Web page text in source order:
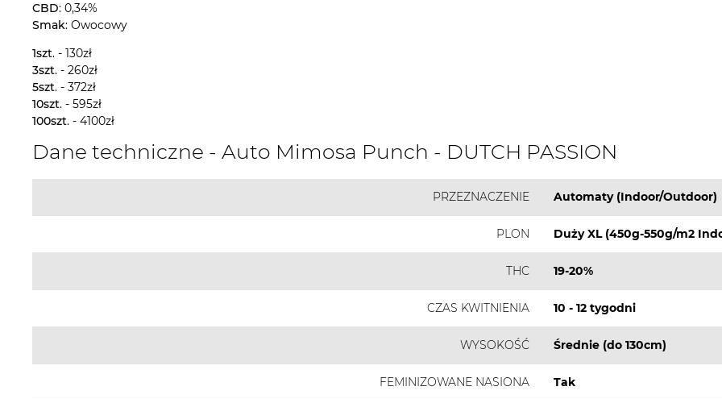
CBD: 0,34%
Smak: Owocowy
1szt. - 130zł
3szt. - 260zł
5szt. - 372zł
10szt. - 595zł
100szt. - 4100zł
Dane techniczne - Auto Mimosa Punch - DUTCH PASSION
PRZEZNACZENIE Automaty (Indoor/Outdoor)
PLON Duży XL (450g-550g/m2
THC 19-20%
CZAS KWITNIENIA 10 - 12 tygodni
WYSOKOŚĆ Średnie (do 130cm)
FEMINIZOWANE NASIONA Tak